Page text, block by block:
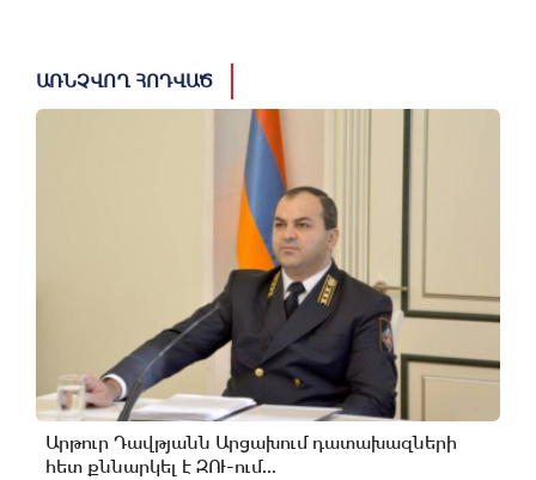
ԱՌՆՉՎՈՂ ՀՈԴՎԱԾ
Արթուր Դավթյանն Արցախում դատախազների
հետ քննարկել է ԶՈՒ-ում...